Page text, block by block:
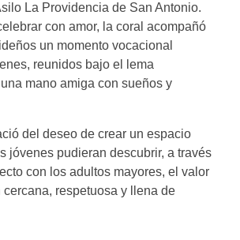
La Providencia de San Antonio.
con amor, la coral acompañó
un momento vocacional
reunidos bajo el lema
mano amiga con sueños y
del deseo de crear un espacio
jóvenes pudieran descubrir, a través
con los adultos mayores, el valor
respetuosa y llena de